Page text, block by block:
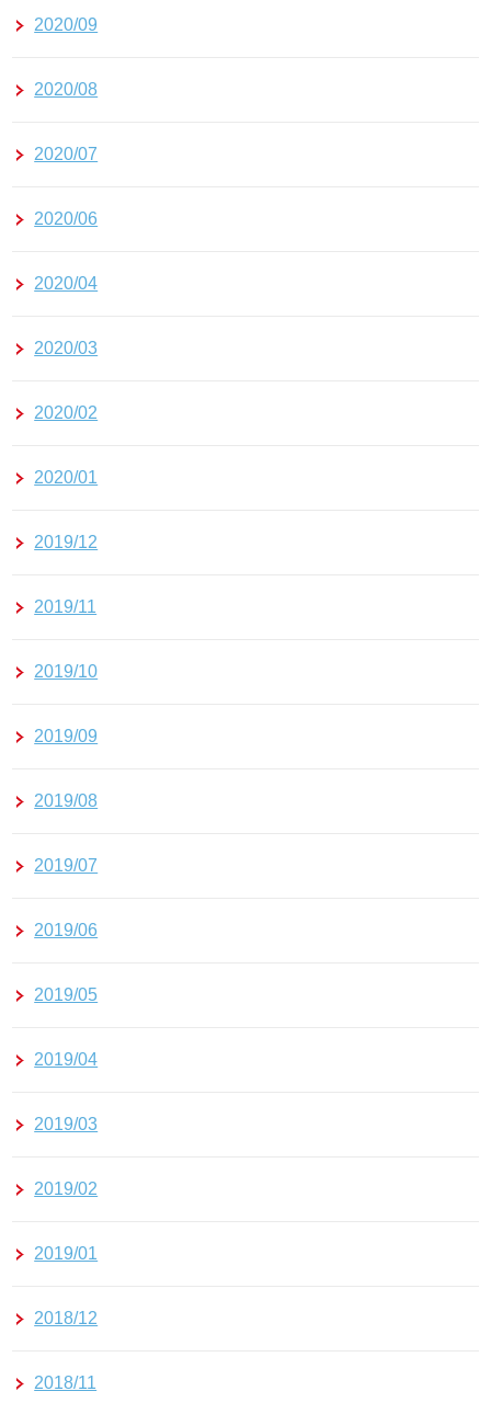
2020/09
2020/08
2020/07
2020/06
2020/04
2020/03
2020/02
2020/01
2019/12
2019/11
2019/10
2019/09
2019/08
2019/07
2019/06
2019/05
2019/04
2019/03
2019/02
2019/01
2018/12
2018/11